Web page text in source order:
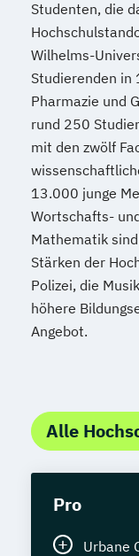
Studenten, die
Wilhelms-
Studierenden in
Pharmazie und
rund 250
mit den zwölf
13.000 junge
Wortschafts-
Mathematik
Stärken der
Polizei, die
höhere
Angebot.
Alle
Pro
Urbane